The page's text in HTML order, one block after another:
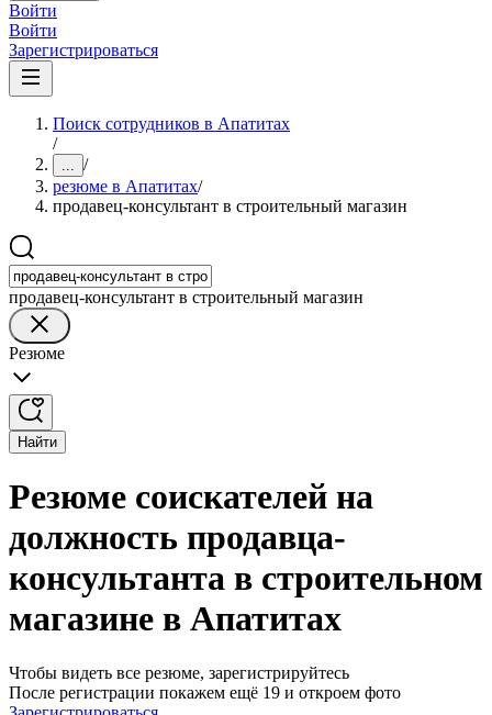
Войти
Войти
Зарегистрироваться
Поиск сотрудников в Апатитах
/
... /
резюме в Апатитах/
продавец-консультант в строительный магазин
продавец-консультант в строительный магазин
Резюме
Найти
Резюме соискателей на
должность продавца-
консультанта в строительном
магазине в Апатитах
Чтобы видеть все резюме, зарегистрируйтесь
После регистрации покажем ещё 19 и откроем фото